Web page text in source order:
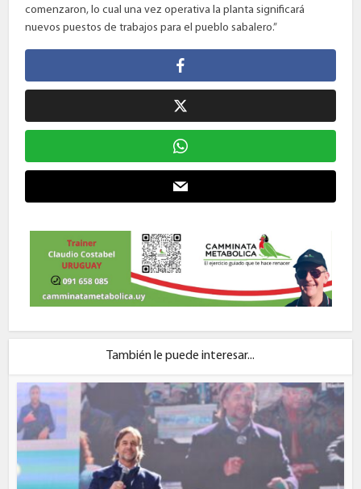
comenzaron, lo cual una vez operativa la planta significará
nuevos puestos de trabajos para el pueblo sabalero.”
También le puede interesar...